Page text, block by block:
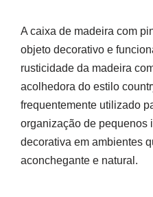
A caixa de madeira com
objeto decorativo e
rusticidade da madeira
acolhedora do estilo
frequentemente utilizado
organização de pequenos
decorativa em ambientes
aconchegante e natural.